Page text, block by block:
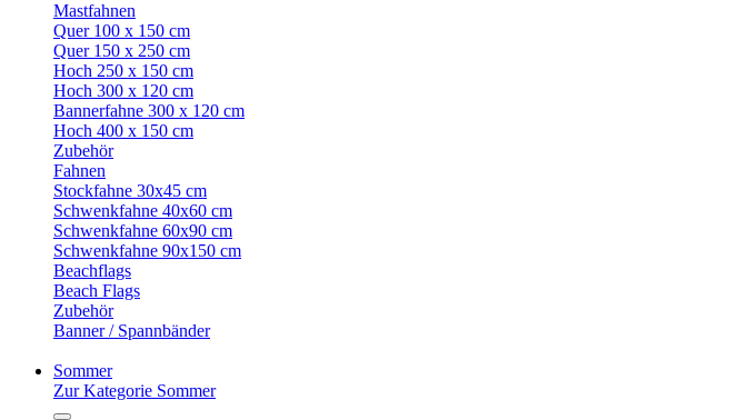
Mastfahnen
Quer 100 x 150 cm
Quer 150 x 250 cm
Hoch 250 x 150 cm
Hoch 300 x 120 cm
Bannerfahne 300 x 120 cm
Hoch 400 x 150 cm
Zubehör
Fahnen
Stockfahne 30x45 cm
Schwenkfahne 40x60 cm
Schwenkfahne 60x90 cm
Schwenkfahne 90x150 cm
Beachflags
Beach Flags
Zubehör
Banner / Spannbänder
Sommer
Zur Kategorie Sommer